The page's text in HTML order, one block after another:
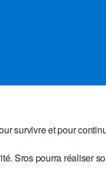
survivre et pour
Sros pourra réaliser